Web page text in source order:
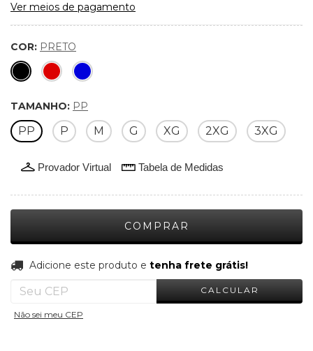
Ver meios de pagamento
COR: PRETO
TAMANHO: PP
PP P M G XG 2XG 3XG
Provador Virtual Tabela de Medidas
ADICIONE ESTE PRODUTO ETENHA FRETE
GRÁTIS!
ALTERAR CEP
Adicione este produto e tenha frete grátis!
CALCULAR
Não sei meu CEP